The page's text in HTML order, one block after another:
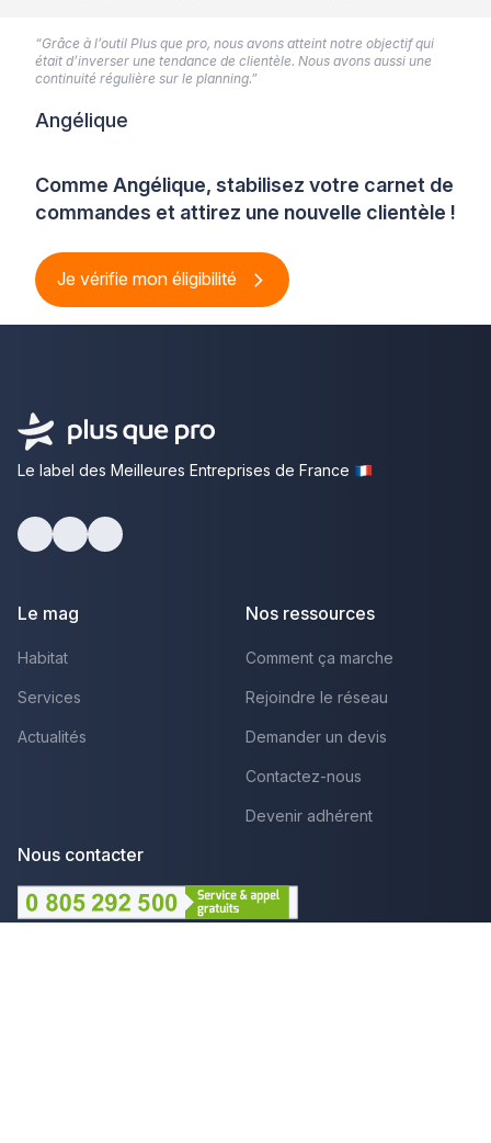
Comme Angélique, stabilisez votre carnet de
commandes et attirez une nouvelle clientèle !
Je vérifie mon éligibilité
“Grâce à l’outil Plus que pro, nous avons atteint notre objectif qui
était d’inverser une tendance de clientèle. Nous avons aussi une
continuité régulière sur le planning.”
Angélique
Le label des Meilleures Entreprises de France
Le mag
Habitat
Services
Actualités
Nos ressources
Comment ça marche
Rejoindre le réseau
Demander un devis
Contactez-nous
Devenir adhérent
Nous contacter